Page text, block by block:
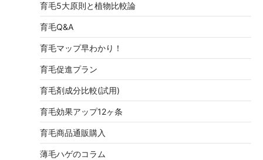
育毛5大原則と植物比較論
育毛Q&A
育毛マップ早わかり！
育毛促進プラン
育毛剤成分比較(試用)
育毛効果アップ12ヶ条
育毛商品通販購入
薄毛ハゲのコラム